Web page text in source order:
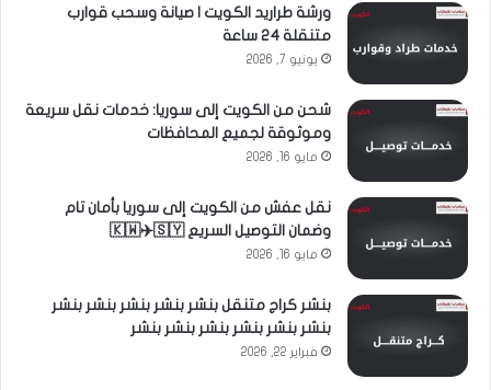
ورشة طراريد الكويت | صيانة وسحب قوارب
متنقلة 24 ساعة
يونيو 7, 2026
شحن من الكويت إلى سوريا: خدمات نقل سريعة
وموثوقة لجميع المحافظات
مايو 16, 2026
نقل عفش من الكويت إلى سوريا بأمان تام
وضمان التوصيل السريع 🇰🇼✈️🇸🇾
مايو 16, 2026
بنشر كراج متنقل بنشر بنشر بنشر بنشر بنشر
بنشر بنشر بنشر بنشر بنشر بنشر
فبراير 22, 2026